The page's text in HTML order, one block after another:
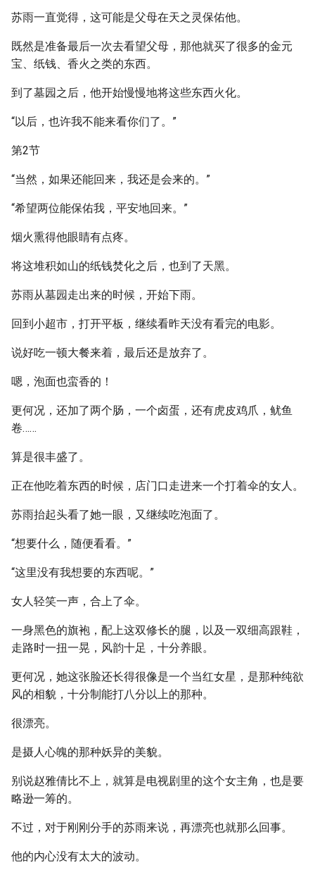
苏雨一直觉得，这可能是父母在天之灵保佑他。
既然是准备最后一次去看望父母，那他就买了很多的金元
宝、纸钱、香火之类的东西。
到了墓园之后，他开始慢慢地将这些东西火化。
“以后，也许我不能来看你们了。”
第2节
“当然，如果还能回来，我还是会来的。”
“希望两位能保佑我，平安地回来。”
烟火熏得他眼睛有点疼。
将这堆积如山的纸钱焚化之后，也到了天黑。
苏雨从墓园走出来的时候，开始下雨。
回到小超市，打开平板，继续看昨天没有看完的电影。
说好吃一顿大餐来着，最后还是放弃了。
嗯，泡面也蛮香的！
更何况，还加了两个肠，一个卤蛋，还有虎皮鸡爪，鱿鱼
卷……
算是很丰盛了。
正在他吃着东西的时候，店门口走进来一个打着伞的女人。
苏雨抬起头看了她一眼，又继续吃泡面了。
“想要什么，随便看看。”
“这里没有我想要的东西呢。”
女人轻笑一声，合上了伞。
一身黑色的旗袍，配上这双修长的腿，以及一双细高跟鞋，
走路时一扭一晃，风韵十足，十分养眼。
更何况，她这张脸还长得很像是一个当红女星，是那种纯欲
风的相貌，十分制能打八分以上的那种。
很漂亮。
是摄人心魄的那种妖异的美貌。
别说赵雅倩比不上，就算是电视剧里的这个女主角，也是要
略逊一筹的。
不过，对于刚刚分手的苏雨来说，再漂亮也就那么回事。
他的内心没有太大的波动。